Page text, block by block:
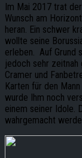
Im Mai 2017 trat
Wunsch am
heran. Ein schwer
wollte seine
erleben. Auf Grund
jedoch sehr
Cramer und
Karten für den
wurde Ihm noch
einem seiner Idole.
wahrgemacht